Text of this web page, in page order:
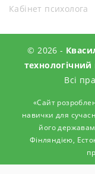
Кабінет психолога
© 2026 -
Всі
«Сайт
навички для
його
Фінляндією,